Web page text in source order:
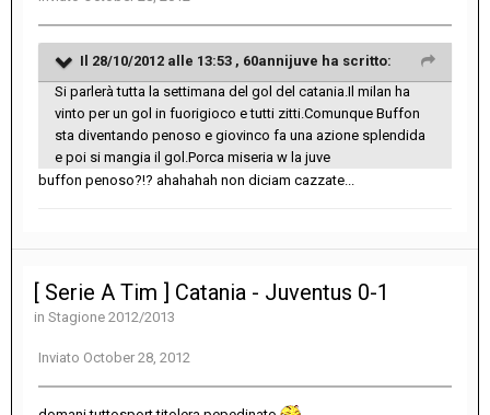
Il 28/10/2012 alle 13:53 , 60annijuve ha scritto:
Si parlerà tutta la settimana del gol del catania.Il milan ha
vinto per un gol in fuorigioco e tutti zitti.Comunque Buffon
sta diventando penoso e giovinco fa una azione splendida
e poi si mangia il gol.Porca miseria w la juve
buffon penoso?!? ahahahah non diciam cazzate...
[ Serie A Tim ] Catania - Juventus 0-1
in Stagione 2012/2013
Inviato October 28, 2012